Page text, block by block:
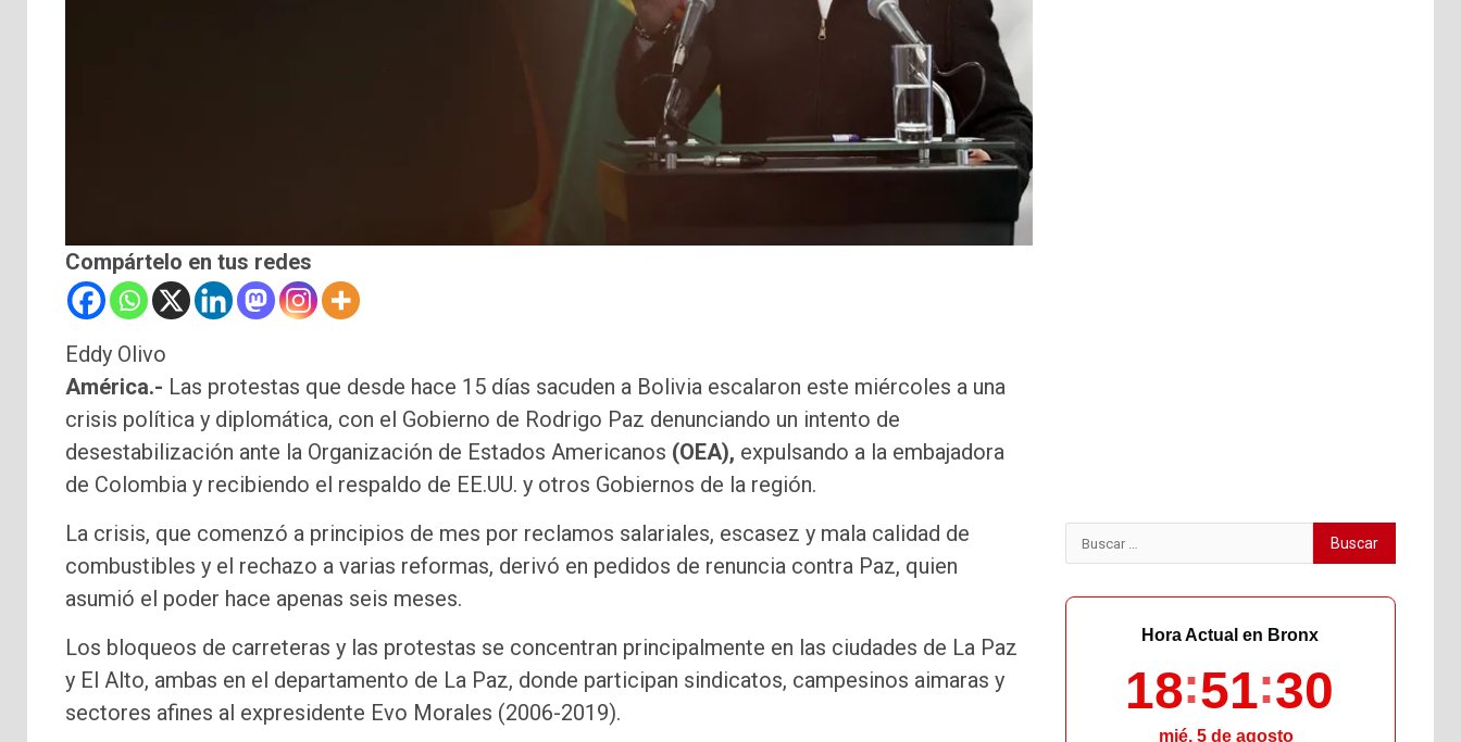
Compártelo en tus redes
Eddy Olivo
América.- Las protestas que desde hace 15 días sacuden a Bolivia escalaron este miércoles a una
crisis política y diplomática, con el Gobierno de Rodrigo Paz denunciando un intento de
desestabilización ante la Organización de Estados Americanos (OEA), expulsando a la embajadora
de Colombia y recibiendo el respaldo de EE.UU. y otros Gobiernos de la región.
La crisis, que comenzó a principios de mes por reclamos salariales, escasez y mala calidad de
combustibles y el rechazo a varias reformas, derivó en pedidos de renuncia contra Paz, quien
asumió el poder hace apenas seis meses.
Los bloqueos de carreteras y las protestas se concentran principalmente en las ciudades de La Paz
y El Alto, ambas en el departamento de La Paz, donde participan sindicatos, campesinos aimaras y
sectores afines al expresidente Evo Morales (2006-2019).
Buscar:
Hora Actual en Bronx
18 51 31
mié, 5 de agosto